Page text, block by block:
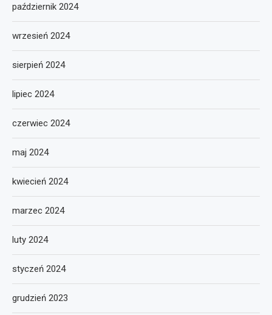
październik 2024
wrzesień 2024
sierpień 2024
lipiec 2024
czerwiec 2024
maj 2024
kwiecień 2024
marzec 2024
luty 2024
styczeń 2024
grudzień 2023